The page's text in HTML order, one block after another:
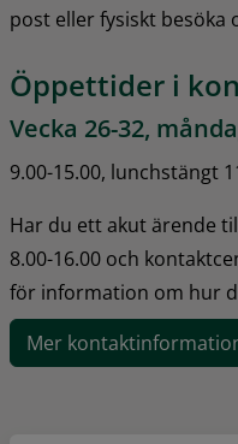
post eller fysiskt besöka
Öppettider i
Vecka 26-32,
9.00-15.00, lunchstängt
Har du ett akut ärende
8.00-16.00 och
för information om hur
Mer